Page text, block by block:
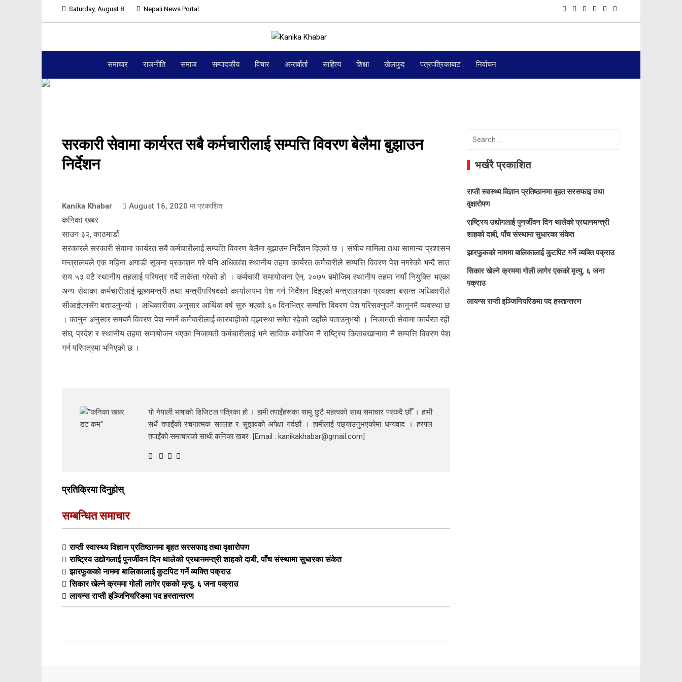
Saturday, August 8 Nepali News Portal
समाचार राजनीति समाज सम्पादकीय विचार अन्तर्वार्ता साहित्य शिक्षा खेलकुद पत्रपत्रिकाबाट निर्वाचन
सरकारी सेवामा कार्यरत सबै कर्मचारीलाई सम्पत्ति विवरण बेलैमा बुझाउन
निर्देशन
Kanika Khabar August 16, 2020 मा प्रकाशित
कनिका खबर
साउन ३२, काठमाडौं
सरकारले सरकारी सेवामा कार्यरत सबै कर्मचारीलाई सम्पत्ति विवरण बेलैमा बुझाउन निर्देशन दिएको छ । संघीय मामिला तथा सामान्य प्रशासन
मन्त्रालयले एक महिना अगाडी सूचना प्रकाशन गरे पनि अधिकांश स्थानीय तहमा कार्यरत कर्मचारीले सम्पत्ति विवरण पेश नगरेको भन्दै सात
सय ५३ वटै स्थानीय तहलाई परिपत्र गर्दै ताकेता गरेको हो । कर्मचारी समायोजना ऐन, २०७५ बमोजिम स्थानीय तहमा नयाँ नियुक्ति भएका
अन्य सेवाका कर्मचारीलाई मूख्यमन्त्री तथा मन्त्रीपरिषदको कार्यालयमा पेश गर्न निर्देशन दिइएको मन्त्रालयका प्रवक्ता बसन्त अधिकारीले
सीआईएनसँग बताउनुभयो । अधिकारीका अनुसार आर्थिक वर्ष सुरु भएको ६० दिनभित्र सम्पत्ति विवरण पेश गरिसक्नुपर्ने कानुनमै व्यवस्था छ
। कानुन अनुसार समयमै विवरण पेश नगर्ने कर्मचारीलाई कारबाहीको व्इवस्था समेत रहेको उहाँले बताउनुभयो । निजामती सेवामा कार्यरत रही
संघ, प्रदेश र स्थानीय तहमा समायोजन भएका निजामती कर्मचारीलाई भने साविक बमोजिम नै राष्ट्रिय किताबखानामा नै सम्पत्ति विवरण पेश
गर्न परिपत्रमा भनिएको छ ।
यो नेपाली भाषाको डिजिटल पत्रिका हो । हामी तपाईंहरूका सामु छुटै महत्वको साथ समाचार पस्कदै छौँँ । हामी
सधैं तपाईंको रचनात्मक सल्लाह र सुझावको अपेक्षा गर्दछौं । हामीलाई पछ्याउनुभएकोमा धन्यवाद । हरपल
तपाईंको समाचारको साथी कनिका खबर [Email : kanikakhabar@gmail.com]
प्रतिक्रिया दिनुहोस्
सम्बन्धित समाचार
राप्ती स्वास्थ्य विज्ञान प्रतिष्ठानमा बृहत सरसफाइ तथा वृक्षारोपण
राष्ट्रिय उद्योगलाई पुनर्जीवन दिन थालेको प्रधानमन्त्री शाहको दाबी, पाँच संस्थामा सुधारका संकेत
झारफुकको नाममा बालिकालाई कुटपिट गर्ने व्यक्ति पक्राउ
सिकार खेल्ने क्रममा गोली लागेर एकको मृत्यु, ६ जना पक्राउ
लायन्स राप्ती इञ्जिनियरिङमा पद हस्तान्तरण
Search
भर्खरै प्रकाशित
राप्ती स्वास्थ्य विज्ञान प्रतिष्ठानमा बृहत सरसफाइ तथा
वृक्षारोपण
राष्ट्रिय उद्योगलाई पुनर्जीवन दिन थालेको प्रधानमन्त्री
शाहको दाबी, पाँच संस्थामा सुधारका संकेत
झारफुकको नाममा बालिकालाई कुटपिट गर्ने व्यक्ति पक्राउ
सिकार खेल्ने क्रममा गोली लागेर एकको मृत्यु, ६ जना
पक्राउ
लायन्स राप्ती इञ्जिनियरिङमा पद हस्तान्तरण